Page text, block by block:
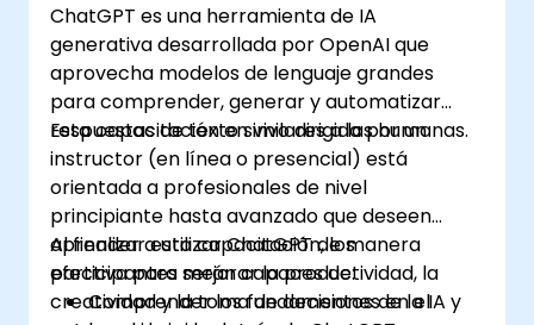
ChatGPT es una herramienta de IA
generativa desarrollada por OpenAI que
aprovecha modelos de lenguaje grandes
para comprender, generar y automatizar
respuestas de texto similares a las humanas.
Esta capacitación en vivo dirigida por un
instructor (en línea o presencial) está
orientada a profesionales de nivel
principiante hasta avanzado que deseen
aprender a utilizar ChatGPT de manera
efectiva para mejorar la productividad, la
creatividad y la toma de decisiones en el
Al finalizar esta capacitación, los
participantes serán capaces de:
Comprender los fundamentos de la IA y